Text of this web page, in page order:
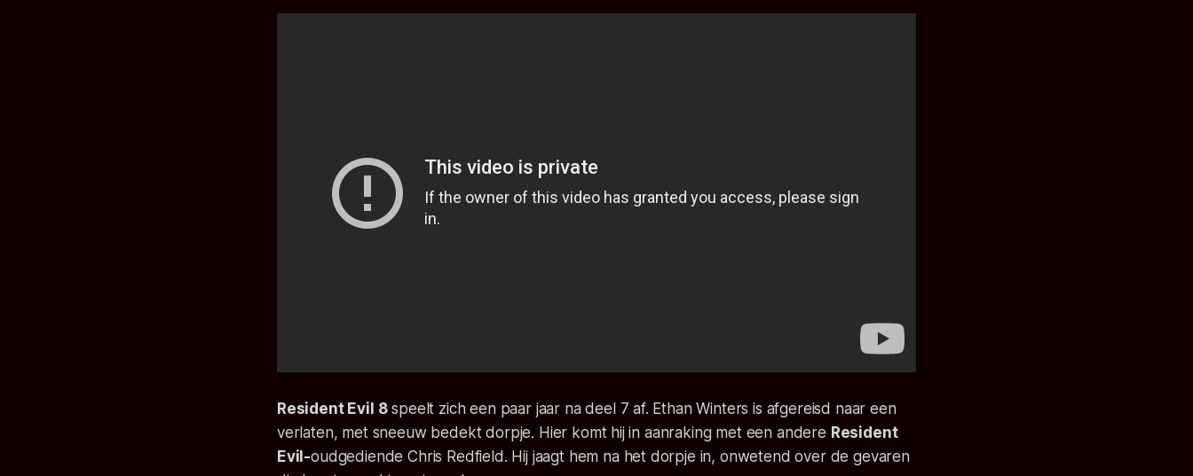
Resident Evil 8speelt zich een paar jaar na deel 7 af. Ethan Winters is afgereisd naar een
verlaten, met sneeuw bedekt dorpje. Hier komt hij in aanraking met een andere Resident
Evil-oudgediende Chris Redfield. Hij jaagt hem na het dorpje in, onwetend over de gevaren